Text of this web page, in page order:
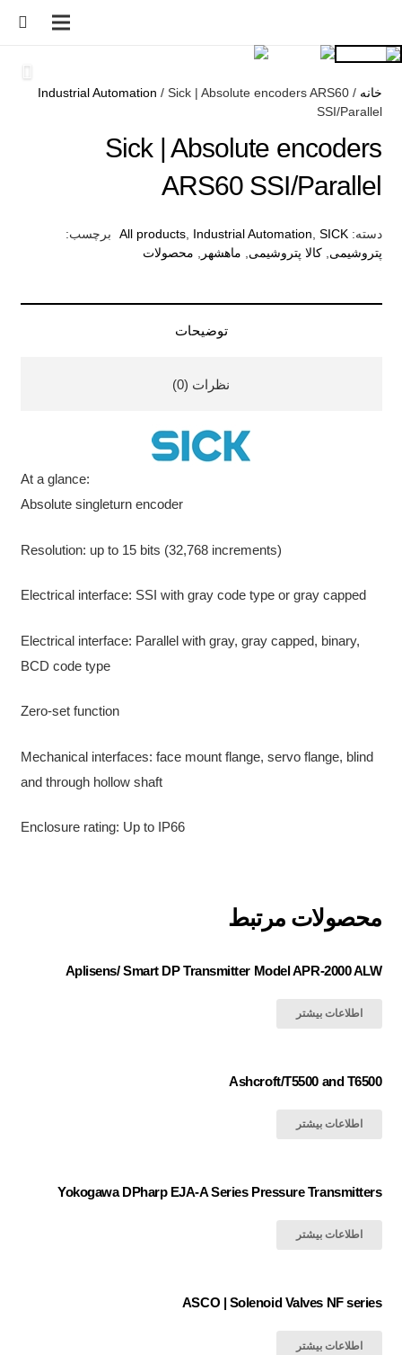
خانه /
Industrial Automation / Sick | Absolute encoders ARS60
SSI/Parallel
Sick | Absolute encoders
ARS60 SSI/Parallel
دسته: All products, Industrial Automation, SICK
برچسب:
پتروشیمی,کالا پتروشیمی, ماهشهر , محصولات
توضیحات
نظرات (0)
At a glance:
Absolute singleturn encoder
Resolution: up to 15 bits (32,768 increments)
Electrical interface: SSI with gray code type or gray capped
Electrical interface: Parallel with gray, gray capped, binary,
BCD code type
Zero-set function
Mechanical interfaces: face mount flange, servo flange, blind
and through hollow shaft
Enclosure rating: Up to IP66
محصولات مرتبط
Aplisens/ Smart DP Transmitter Model APR-2000 ALW
اطلاعات بیشتر
Ashcroft/T5500 and T6500
اطلاعات بیشتر
Yokogawa DPharp EJA-A Series Pressure Transmitters
اطلاعات بیشتر
ASCO | Solenoid Valves NF series
اطلاعات بیشتر